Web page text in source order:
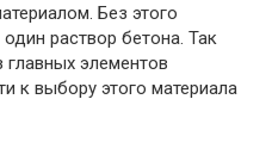
Без этого
раствор бетона. Так
главных элементов
к выбору этого материала